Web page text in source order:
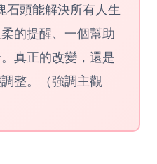
石頭能解決所有人生
的提醒、一個幫助
真正的改變，還是
整。（強調主觀